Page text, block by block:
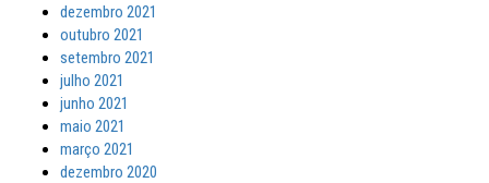
dezembro 2021
outubro 2021
setembro 2021
julho 2021
junho 2021
maio 2021
março 2021
dezembro 2020